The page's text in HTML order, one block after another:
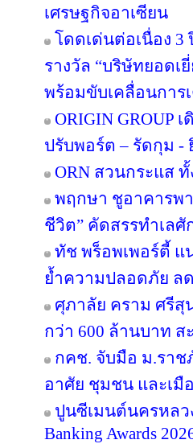
เศรษฐกิจอาเซียน
โดดเด่นต่อเนื่อง
รางวัล “บริษัทยอดเ
พร้อมขับเคลื่อนกา
ORIGIN GROUP
ปรับพอร์ต – รัดกุม -
ORN สวนกระแส
พฤกษา ชูอาคารพ
ชีวิต” คัดสรรทำเล
ทัช พร็อพเพอร์ตี้ แ
ย้ำความปลอดภัย ล
ศุภาลัย คราม ศรีสุ
กว่า 600 ล้านบาท ส
กคช. จับมือ ม.รา
อาศัย ชุมชน และเมื
ปูนซีเมนต์นครหลว
Banking Awards